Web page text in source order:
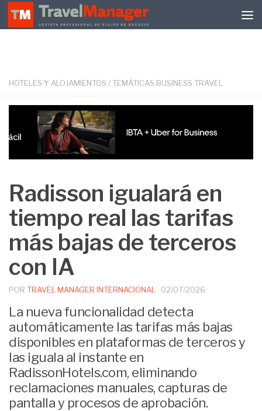
Debajo del contenido
HOTELES Y ALOJAMIENTOS / TEMÁTICAS BUSINESS TRAVEL
Radisson igualará en
tiempo real las tarifas
más bajas de terceros
con IA
POR TRAVEL MANAGER INTERNACIONAL · 02/07/2026
La nueva funcionalidad detecta
automáticamente las tarifas más bajas
disponibles en plataformas de terceros y
las iguala al instante en
RadissonHotels.com, eliminando
reclamaciones manuales, capturas de
pantalla y procesos de aprobación.